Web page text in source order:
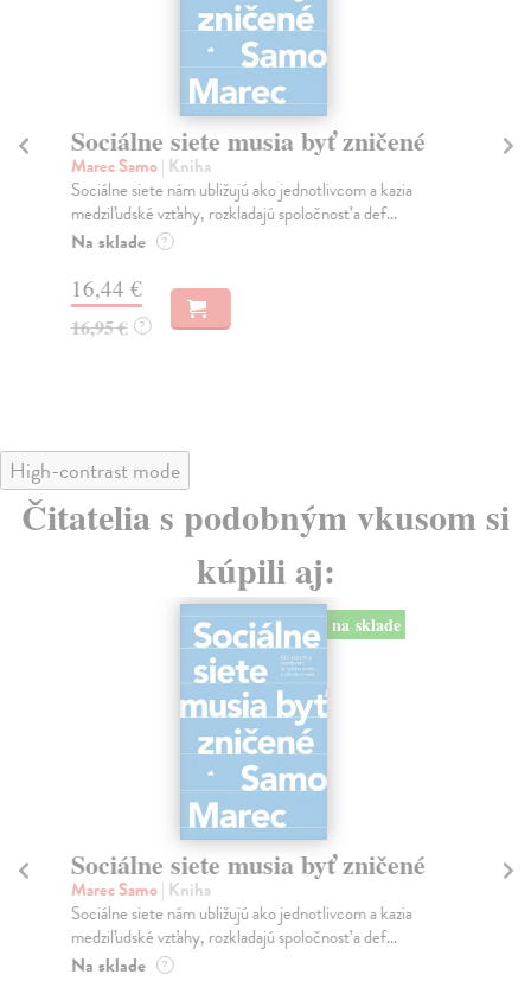
Sociálne siete musia byť zničené
Marec Samo| Kniha
Sociálne siete nám ubližujú ako jednotlivcom a kazia
medziľudské vzťahy, rozkladajú spoločnosť a def...
Na sklade ?
16,44 €
16,95 € ?
High-contrast mode
Čitatelia s podobným vkusom si
kúpili aj:
na sklade
Sociálne siete musia byť zničené
Marec Samo| Kniha
Sociálne siete nám ubližujú ako jednotlivcom a kazia
medziľudské vzťahy, rozkladajú spoločnosť a def...
Na sklade ?